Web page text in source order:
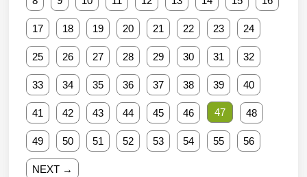
17 18 19 20 21 22 23 24
25 26 27 28 29 30 31 32
33 34 35 36 37 38 39 40
41 42 43 44 45 46 47 48
49 50 51 52 53 54 55 56
NEXT →